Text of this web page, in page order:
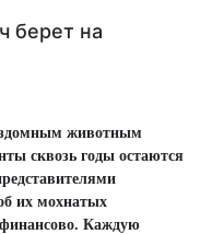
берет на
животным
сквозь годы остаются
их мохнатых
Каждую